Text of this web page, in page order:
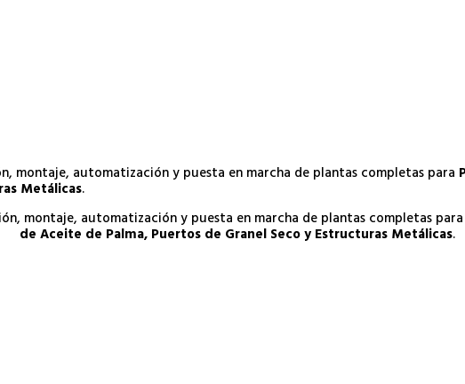
montaje, automatización y puesta en marcha de plantas completas para
Metálicas.
montaje, automatización y puesta en marcha de plantas completas para
de Aceite de Palma, Puertos de Granel Seco y Estructuras Metálicas.